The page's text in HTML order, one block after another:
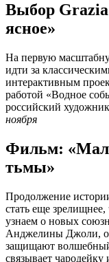
Выбор
ясное»
На первую
идти за
интерактивным
работой «Водное
российский
ноября
Фильм:
тьмы»
Продолжение
стать еще
узнаем о новых
Анджелины Джоли, о
защищают
связывает